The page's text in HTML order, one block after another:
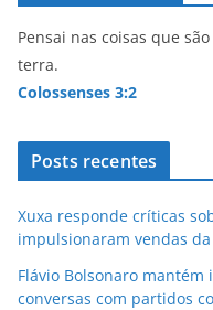
Pensai nas coisas que
terra.
Colossenses 3:2
Posts recentes
Xuxa responde críticas
impulsionaram vendas
Flávio Bolsonaro
conversas com partidos